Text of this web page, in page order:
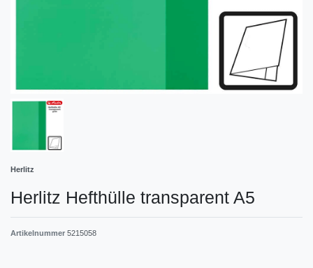
Herlitz
Herlitz Hefthülle transparent A5
Artikelnummer 5215058